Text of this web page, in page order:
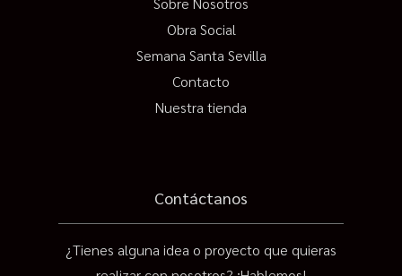
Obra Social
Semana Santa Sevilla
Contacto
Nuestra tienda
Contáctanos
¿Tienes alguna idea o proyecto que quieras